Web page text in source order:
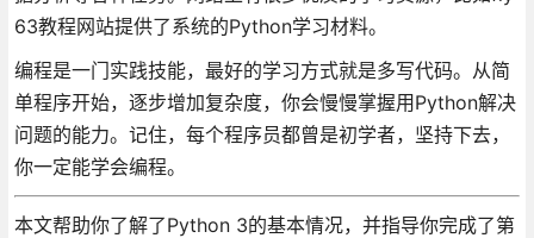
63教程网站提供了系统的Python学习材料。
编程是一门实践技能，最好的学习方式就是多写代码。从简
单程序开始，逐步增加复杂度，你会慢慢掌握用Python解决
问题的能力。记住，每个程序员都曾是初学者，坚持下去，
你一定能学会编程。
本文帮助你了解了Python 3的基本情况，并指导你完成了第